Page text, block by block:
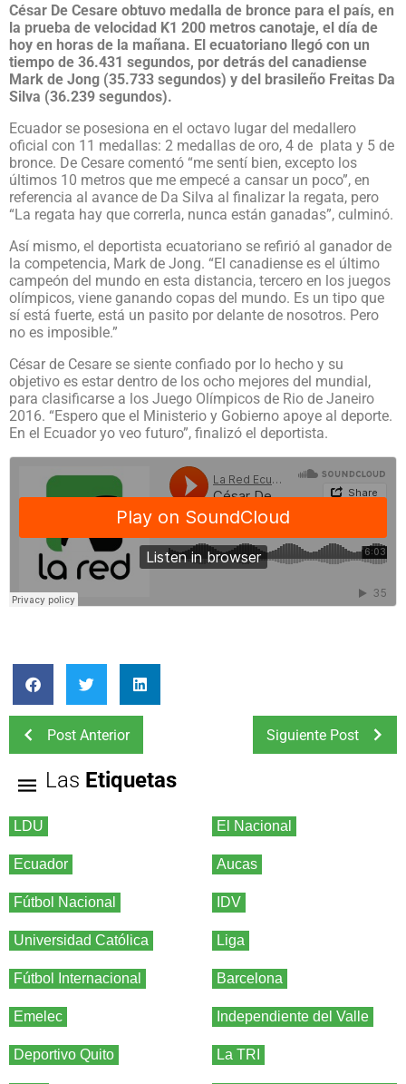
César De Cesare obtuvo medalla de bronce para el país, en
la prueba de velocidad K1 200 metros canotaje, el día de
hoy en horas de la mañana. El ecuatoriano llegó con un
tiempo de 36.431 segundos, por detrás del canadiense
Mark de Jong (35.733 segundos) y del brasileño Freitas Da
Silva (36.239 segundos).
Ecuador se posesiona en el octavo lugar del medallero
oficial con 11 medallas: 2 medallas de oro, 4 de plata y 5 de
bronce. De Cesare comentó “me sentí bien, excepto los
últimos 10 metros que me empecé a cansar un poco”, en
referencia al avance de Da Silva al finalizar la regata, pero
“La regata hay que correrla, nunca están ganadas”, culminó.
Así mismo, el deportista ecuatoriano se refirió al ganador de
la competencia, Mark de Jong. “El canadiense es el último
campeón del mundo en esta distancia, tercero en los juegos
olímpicos, viene ganando copas del mundo. Es un tipo que
sí está fuerte, está un pasito por delante de nosotros. Pero
no es imposible.”
César de Cesare se siente confiado por lo hecho y su
objetivo es estar dentro de los ocho mejores del mundial,
para clasificarse a los Juego Olímpicos de Rio de Janeiro
2016. “Espero que el Ministerio y Gobierno apoye al deporte.
En el Ecuador yo veo futuro”, finalizó el deportista.
Post Anterior Siguiente Post
Las Etiquetas
LDU El Nacional
Ecuador Aucas
Fútbol Nacional IDV
Universidad Católica Liga
Fútbol Internacional Barcelona
Emelec Independiente del Valle
Deportivo Quito La TRI